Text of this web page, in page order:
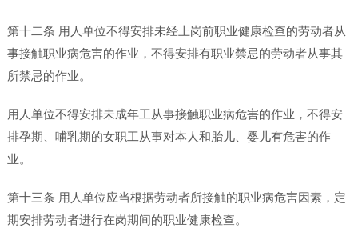
第十二条 用人单位不得安排未经上岗前职业健康检查的劳动者从
事接触职业病危害的作业，不得安排有职业禁忌的劳动者从事其
所禁忌的作业。
用人单位不得安排未成年工从事接触职业病危害的作业，不得安
排孕期、哺乳期的女职工从事对本人和胎儿、婴儿有危害的作
业。
第十三条 用人单位应当根据劳动者所接触的职业病危害因素，定
期安排劳动者进行在岗期间的职业健康检查。